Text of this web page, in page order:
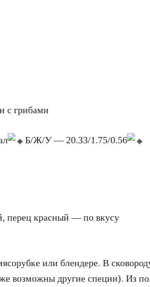
с грибами
Б/Ж/У — 20.33/1.75/0.56
перец красный — по вкусу
или блендере. В
возможны другие специи). Из